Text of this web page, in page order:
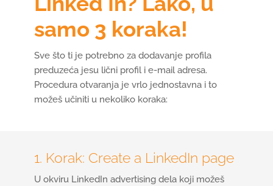
samo 3 koraka!
Sve što ti je potrebno za dodavanje profila
preduzeća jesu lični profil i e-mail adresa.
Procedura otvaranja je vrlo jednostavna i to
možeš učiniti u nekoliko koraka:
1. Korak: Create a LinkedIn page
U okviru LinkedIn advertising dela koji možeš